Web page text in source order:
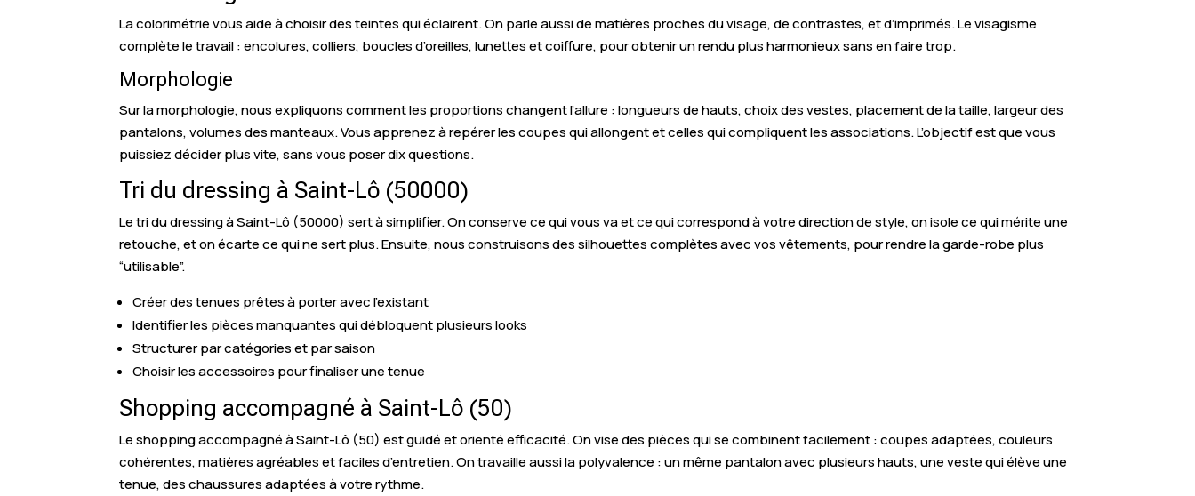
La colorimétrie vous aide à choisir des teintes qui éclairent. On parle aussi de matières proches du visage, de contrastes, et d’imprimés. Le visagisme
complète le travail : encolures, colliers, boucles d’oreilles, lunettes et coiffure, pour obtenir un rendu plus harmonieux sans en faire trop.
Morphologie
Sur la morphologie, nous expliquons comment les proportions changent l’allure : longueurs de hauts, choix des vestes, placement de la taille, largeur des
pantalons, volumes des manteaux. Vous apprenez à repérer les coupes qui allongent et celles qui compliquent les associations. L’objectif est que vous
puissiez décider plus vite, sans vous poser dix questions.
Tri du dressing à Saint-Lô (50000)
Le tri du dressing à Saint-Lô (50000) sert à simplifier. On conserve ce qui vous va et ce qui correspond à votre direction de style, on isole ce qui mérite une
retouche, et on écarte ce qui ne sert plus. Ensuite, nous construisons des silhouettes complètes avec vos vêtements, pour rendre la garde-robe plus
“utilisable”.
Créer des tenues prêtes à porter avec l’existant
Identifier les pièces manquantes qui débloquent plusieurs looks
Structurer par catégories et par saison
Choisir les accessoires pour finaliser une tenue
Shopping accompagné à Saint-Lô (50)
Le shopping accompagné à Saint-Lô (50) est guidé et orienté efficacité. On vise des pièces qui se combinent facilement : coupes adaptées, couleurs
cohérentes, matières agréables et faciles d’entretien. On travaille aussi la polyvalence : un même pantalon avec plusieurs hauts, une veste qui élève une
tenue, des chaussures adaptées à votre rythme.